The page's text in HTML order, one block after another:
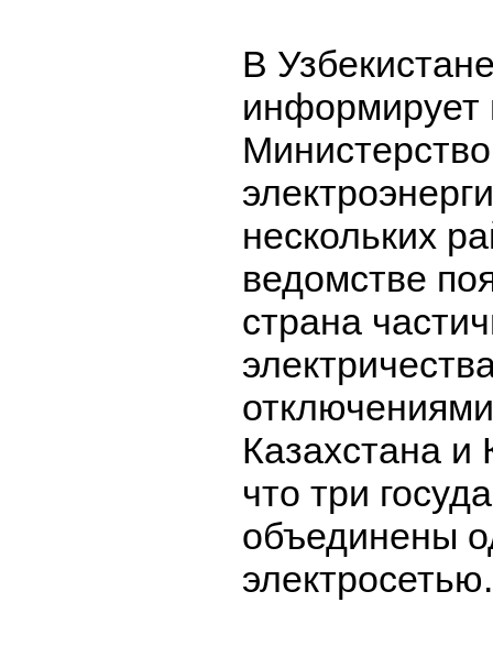
В
информирует
нескольких
ведомстве
страна
Казахстана и
что три
объединены
электросетью.